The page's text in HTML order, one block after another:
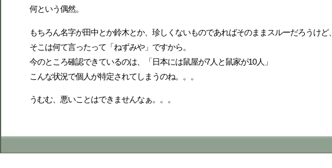
何という偶然。
もちろん名字が田中とか鈴木とか、珍しくないものであればそのままスルーだろうけど、
そこは何て言ったって「ねずみや」ですから。
今のところ確認できているのは、「日本には鼠屋が7人と鼠家が10人」
こんな状況で個人が特定されてしまうのね。。。
うむむ、悪いことはできませんなぁ。。。